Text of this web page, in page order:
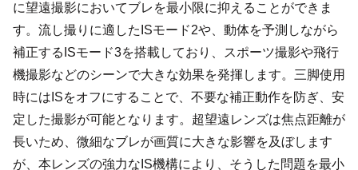
に望遠撮影においてブレを最小限に抑えることができま
す。流し撮りに適したISモード2や、動体を予測しながら
補正するISモード3を搭載しており、スポーツ撮影や飛行
機撮影などのシーンで大きな効果を発揮します。三脚使用
時にはISをオフにすることで、不要な補正動作を防ぎ、安
定した撮影が可能となります。超望遠レンズは焦点距離が
長いため、微細なブレが画質に大きな影響を及ぼします
が、本レンズの強力なIS機構により、そうした問題を最小